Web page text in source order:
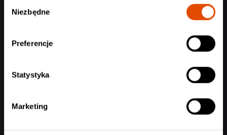
zgody
Niezbędne
Preferencje
Statystyka
Marketing
Zobacz aktualizację z ostatnich dni (6.07-10.07.2026)